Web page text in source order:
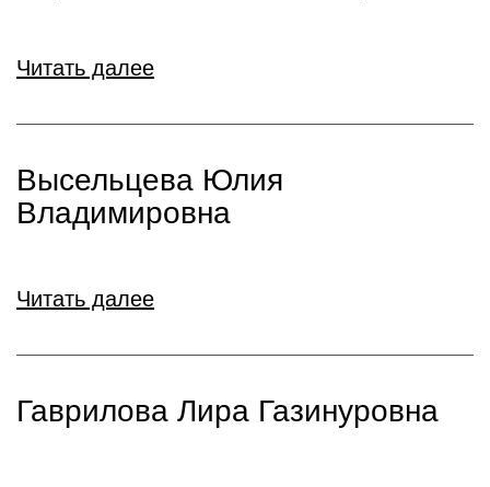
Читать далее
Высельцева Юлия
Владимировна
Читать далее
Гаврилова Лира Газинуровна